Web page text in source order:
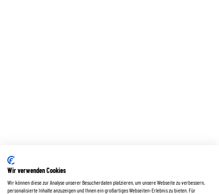
Wir verwenden Cookies
Wir können diese zur Analyse unserer Besucherdaten platzieren, um unsere Webseite zu verbessern,
personalisierte Inhalte anzuzeigen und Ihnen ein großartiges Webseiten-Erlebnis zu bieten. Für